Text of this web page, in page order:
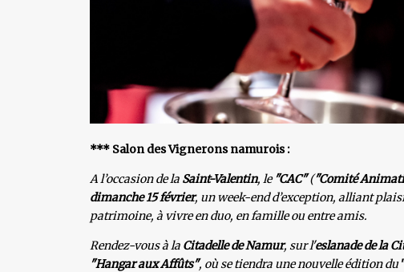
*** Salon des Vignerons namurois :
A l’occasion de la Saint-Valentin, le"CAC" ("Comité
dimanche 15 février, un week-end d’exception, alliant
patrimoine, à vivre en duo, en famille ou entre amis.
Rendez-vous à la Citadelle de Namur, sur l'eslanade de la
"Hangar aux Affûts", où se tiendra une nouvelle édition du